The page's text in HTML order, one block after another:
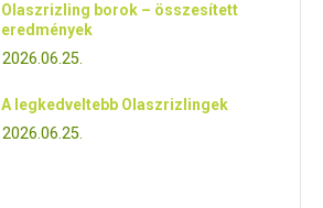
Olaszrizling borok – összesített
eredmények
2026.06.25.
A legkedveltebb Olaszrizlingek
2026.06.25.